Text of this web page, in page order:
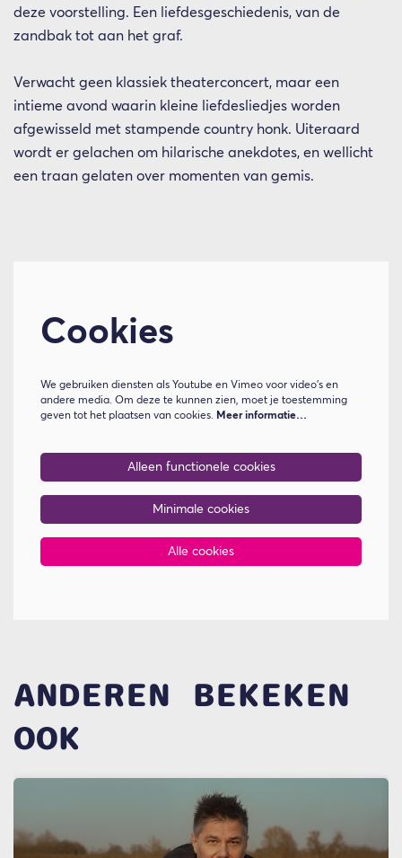
deze voorstelling. Een liefdesgeschiedenis, van de
zandbak tot aan het graf.
Verwacht geen klassiek theaterconcert, maar een
intieme avond waarin kleine liefdesliedjes worden
afgewisseld met stampende country honk. Uiteraard
wordt er gelachen om hilarische anekdotes, en wellicht
een traan gelaten over momenten van gemis.
Cookies
We gebruiken diensten als Youtube en Vimeo voor video's en
andere media. Om deze te kunnen zien, moet je toestemming
geven tot het plaatsen van cookies. Meer informatie…
Alleen functionele cookies
Minimale cookies
Alle cookies
ANDEREN BEKEKEN
OOK